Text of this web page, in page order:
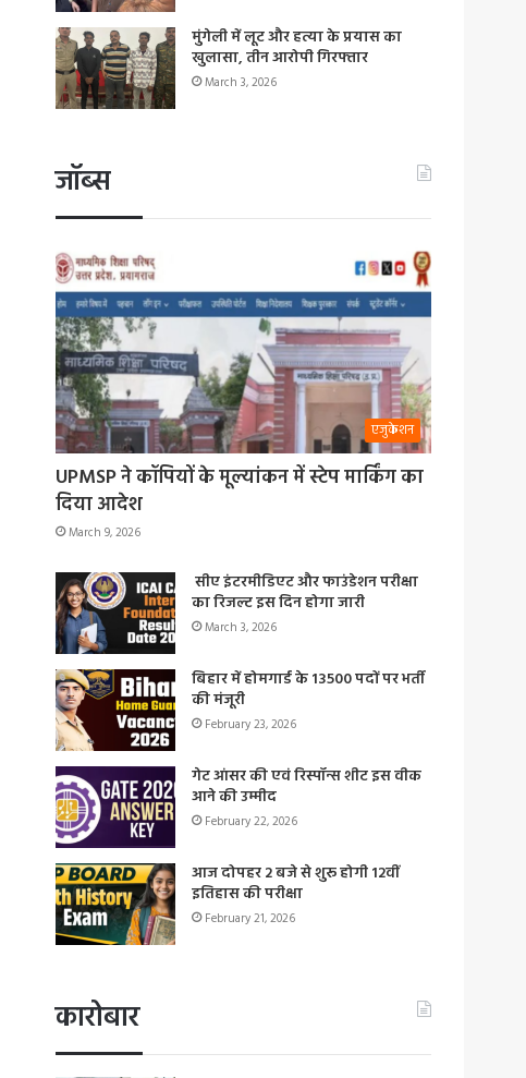
मुंगेली में लूट और हत्या के प्रयास का
खुलासा, तीन आरोपी गिरफ्तार
March 3, 2026
जॉब्स
एजुकेशन
UPMSP ने कॉपियों के मूल्यांकन में स्टेप मार्किंग का
दिया आदेश
March 9, 2026
सीए इंटरमीडिएट और फाउंडेशन परीक्षा
का रिजल्ट इस दिन होगा जारी
March 3, 2026
बिहार में होमगार्ड के 13500 पदों पर भर्ती
की मंजूरी
February 23, 2026
गेट आंसर की एवं रिस्पॉन्स शीट इस वीक
आने की उम्मीद
February 22, 2026
आज दोपहर 2 बजे से शुरू होगी 12वीं
इतिहास की परीक्षा
February 21, 2026
कारोबार